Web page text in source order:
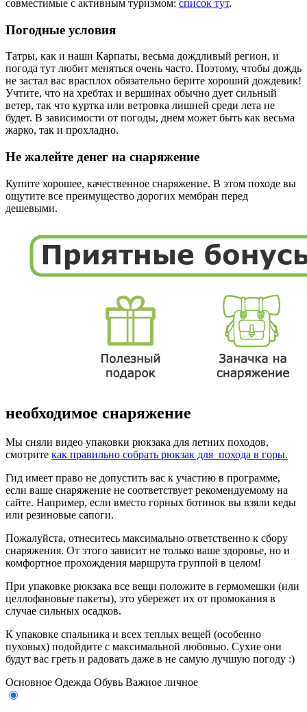
совместимые с активным туризмом: список тут.
Погодные условия
Татры, как и наши Карпаты, весьма дождливый регион, и
погода тут любит меняться очень часто. Поэтому, чтобы дождь
не застал вас врасплох обязательно берите хороший дождевик!
Учтите, что на хребтах и вершинах обычно дует сильный
ветер, так что куртка или ветровка лишней среди лета не
будет. В зависимости от погоды, днем может быть как весьма
жарко, так и прохладно.
Не жалейте денег на снаряжение
Купите хорошее, качественное снаряжение. В этом походе вы
ощутите все преимущество дорогих мембран перед
дешевыми.
необходимое снаряжение
Мы сняли видео упаковки рюкзака для летних походов,
смотрите как правильно собрать рюкзак для похода в горы.
Гид имеет право не допустить вас к участию в программе,
если ваше снаряжение не соответствует рекомендуемому на
сайте. Например, если вместо горных ботинок вы взяли кеды
или резиновые сапоги.
Пожалуйста, отнеситесь максимально ответственно к сбору
снаряжения. От этого зависит не только ваше здоровье, но и
комфортное прохождения маршрута группой в целом!
При упаковке рюкзака все вещи положите в гермомешки (или
целлофановые пакеты), это убережет их от промокания в
случае сильных осадков.
К упаковке спальника и всех теплых вещей (особенно
пуховых) подойдите с максимальной любовью. Сухие они
будут вас греть и радовать даже в не самую лучшую погоду :)
Основное Одежда Обувь Важное личное